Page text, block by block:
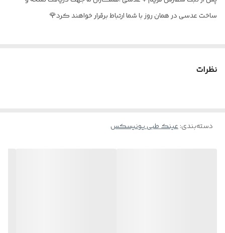
ساخت عدسی در همان روز با شما ارتباط برقرار خواهند کرد🌹
نظرات
دسته‌بندی:عینک طبی یونیسکس